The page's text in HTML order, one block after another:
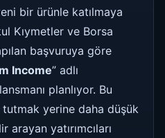
bir ürünle katılmaya
Kıymetler ve Borsa
başvuruya göre
Income” adlı
planlıyor. Bu
yerine daha düşük
yatırımcıları